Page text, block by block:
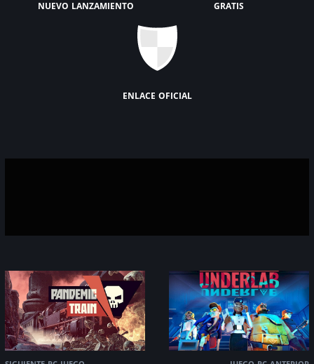
nuevo lanzamiento gratis
enlace oficial